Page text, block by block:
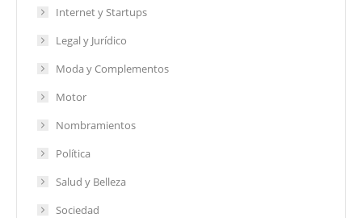
Internet y Startups
Legal y Jurídico
Moda y Complementos
Motor
Nombramientos
Política
Salud y Belleza
Sociedad